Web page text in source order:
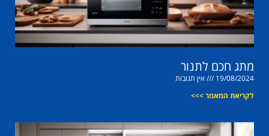
מתג חכם לתנור
19/08/2024
אין תגובות
לקריאת המאמר >>>